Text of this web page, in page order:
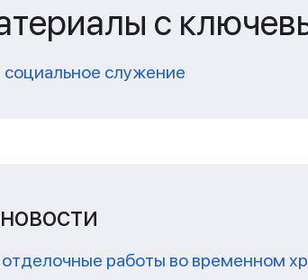
с
социальное служение
работы во временном